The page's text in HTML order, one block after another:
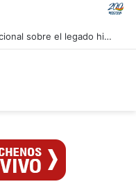
Inicia en Cuba I coloquio internacional sobre el legado histórico de Fidel Castro